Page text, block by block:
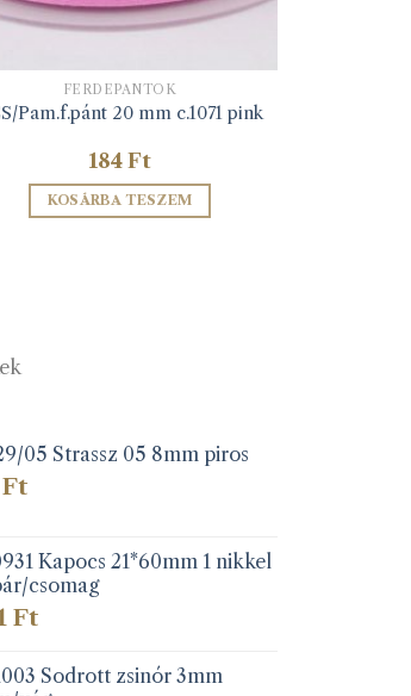
FERDEPÁNTOK
Pam.f.pánt 20 mm c.1071 pink
184Ft
KOSÁRBA TESZEM
05 Strassz 05 8mm piros
Ft
Kapocs 21*60mm 1 nikkel
csomag
Ft
Sodrott zsinór 3mm